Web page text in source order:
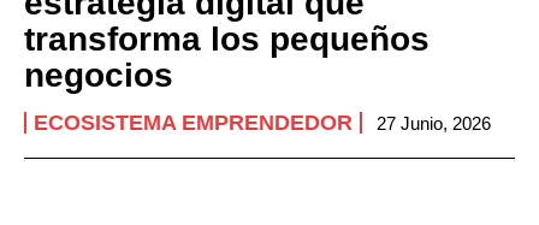
transforma los pequeños
negocios
ECOSISTEMA EMPRENDEDOR 27 Junio, 2026